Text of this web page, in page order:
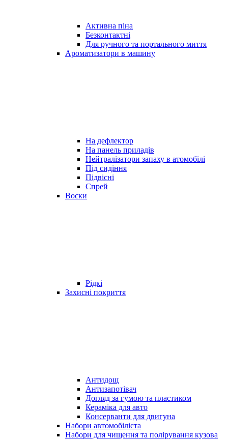
Активна піна
Безконтактні
Для ручного та портального миття
Ароматизатори в машину
На дефлектор
На панель приладів
Нейтралізатори запаху в атомобілі
Під сидіння
Підвісні
Спрей
Воски
Рідкі
Захисні покриття
Антидощ
Антизапотівач
Догляд за гумою та пластиком
Кераміка для авто
Консерванти для двигуна
Набори автомобіліста
Набори для чищення та полірування кузова